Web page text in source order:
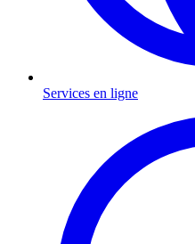
Services en ligne